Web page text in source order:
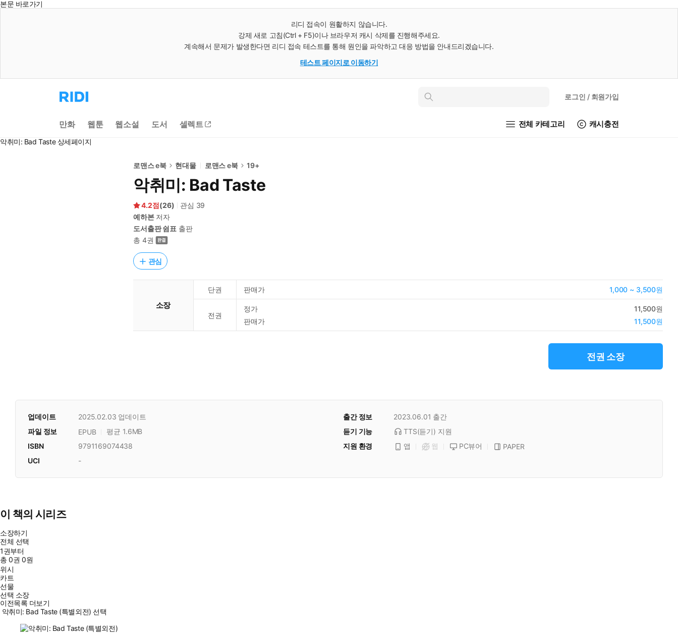
본문 바로가기
리디 접속이 원활하지 않습니다.
강제 새로 고침(Ctrl + F5)이나 브라우저 캐시 삭제를 진행해주세요.
계속해서 문제가 발생한다면 리디 접속 테스트를 통해 원인을 파악하고 대응 방법을 안내드리겠습니다.
테스트 페이지로 이동하기
리
디
으
로
동
인
로그인 / 회원가입
만화 웹툰 웹소설 도서 셀렉트 전체 카테고리 캐시충전
악취미: Bad Taste 상세페이지
로맨스 e북 현대물 로맨스 e북 19+
악취미: Bad Taste
4.2 (26) 관심 39
예하본저자
도서출판 쉼표 출판
총 4권
관심
소장
단권 판매가 1,000 ~ 3,500원
전권
정가
11,500원
판매가
11,500원
전권 소장
업데이트 2025.02.03 업데이트 출간 정보 2023.06.01 출간
듣기 기능
TTS(듣기) 지원
파일 정보 EPUB
평균 1.6MB
지원 환경
앱 웹 PC뷰어 PAPER
ISBN
9791169074438
UCI
-
이 책의 시리즈
소장하기
전체 선택
1권부터
총0권 0원
위시
카트
선물
선택 소장
이전목록 더보기
악취미: Bad Taste (특별외전) 선택